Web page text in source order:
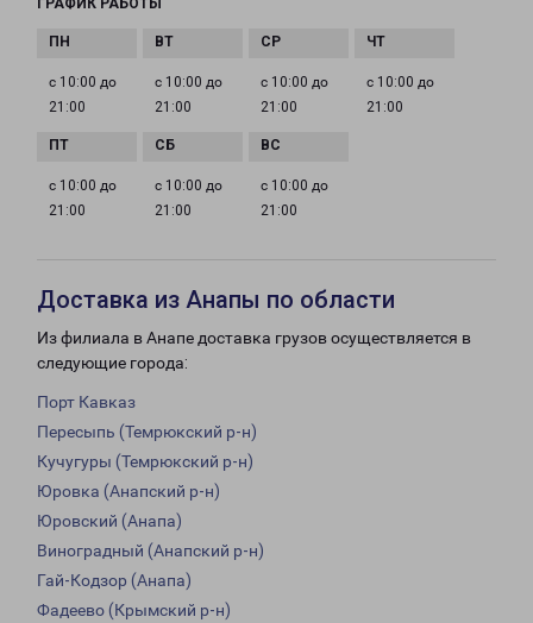
ГРАФИК РАБОТЫ
с 10:00 до
21:00
с 10:00 до
21:00
с 10:00 до
21:00
с 10:00 до
21:00
с 10:00 до
21:00
с 10:00 до
21:00
с 10:00 до
21:00
Доставка из Анапы по области
Из филиала в Анапе доставка грузов осуществляется в
следующие города:
Порт Кавказ
Пересыпь (Темрюкский р-н)
Кучугуры (Темрюкский р-н)
Юровка (Анапский р-н)
Юровский (Анапа)
Виноградный (Анапский р-н)
Гай-Кодзор (Анапа)
Фадеево (Крымский р-н)